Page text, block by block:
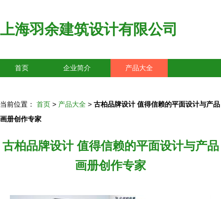
上海羽余建筑设计有限公司
首页 企业简介 产品大全
当前位置： 首页 > 产品大全 > 古柏品牌设计 值得信赖的平面设计与产品
画册创作专家
古柏品牌设计 值得信赖的平面设计与产品
画册创作专家